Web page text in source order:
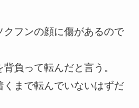
クフンの顔に傷があるので
負って転んだと言う。
くまで転んでいないはずだ